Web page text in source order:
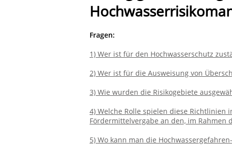
Fragen:
1) Wer ist für den Hochwasserschutz
2) Wer ist für die Ausweisung von
3) Wie wurden die Risikogebiete
4) Welche Rolle spielen diese
Fördermittelvergabe an den, im Rahmen
5) Wo kann man die